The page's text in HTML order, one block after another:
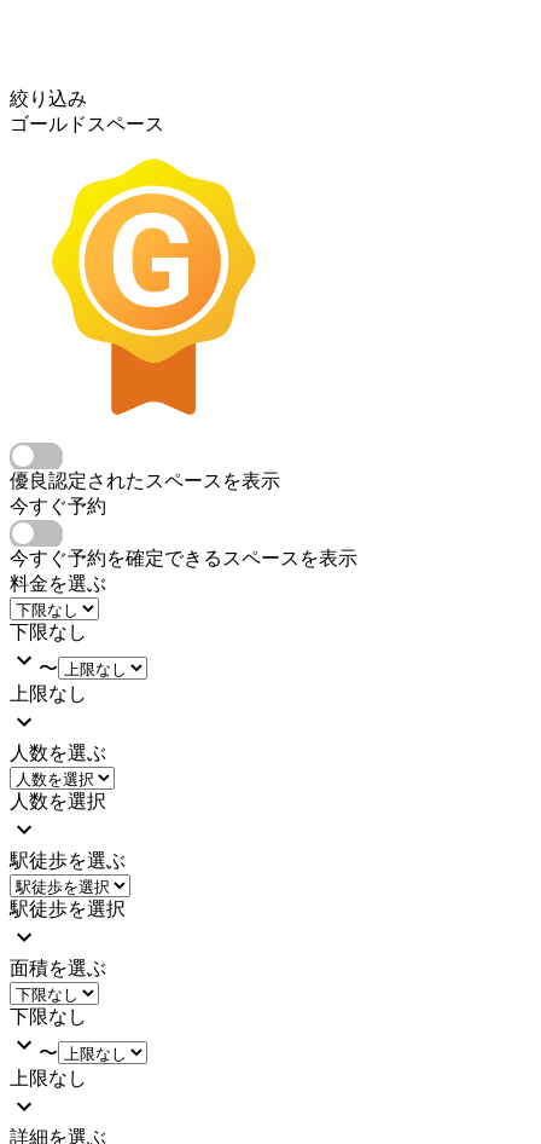
絞り込み
ゴールドスペース
優良認定されたスペースを表示
今すぐ予約
今すぐ予約を確定できるスペースを表示
料金を選ぶ
下限なし
〜
上限なし
人数を選ぶ
人数を選択
駅徒歩を選ぶ
駅徒歩を選択
面積を選ぶ
下限なし
〜
上限なし
詳細を選ぶ